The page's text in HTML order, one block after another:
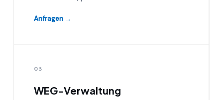
Anfragen →
03
WEG-Verwaltung